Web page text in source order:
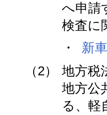
へ申請
検査に
・
新
（2）
地方税
地方公
る、軽